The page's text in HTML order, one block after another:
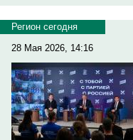
Регион сегодня
28 Мая 2026, 14:16